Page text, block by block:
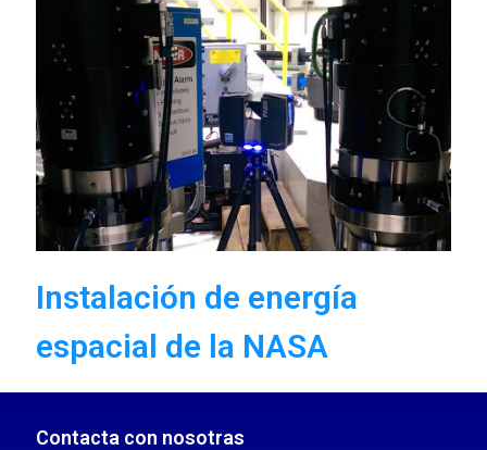
Instalación de energía
espacial de la NASA
Contacta con nosotras